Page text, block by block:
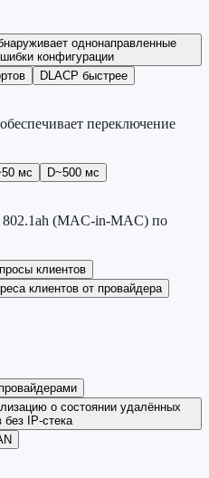
однонаправленные
конфигурации
D LACP быстрее
переключение
мс D~500 мс
802.1ah (MAC-in-MAC) по
клиентов
клиентов от провайдера
о состоянии удалённых
без IP-стека